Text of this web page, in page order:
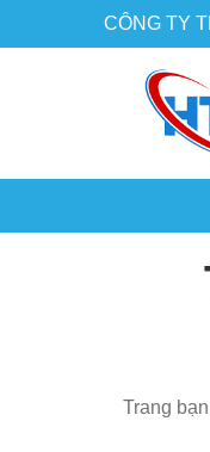
CÔNG TY
Trang